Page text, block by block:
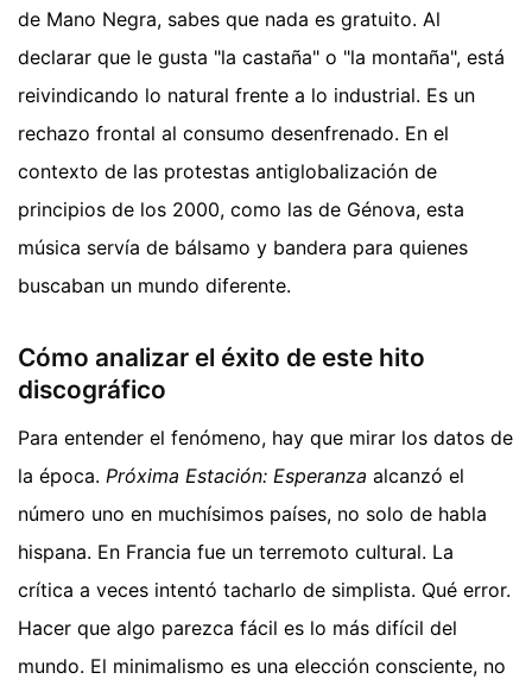
de Mano Negra, sabes que nada es gratuito. Al
declarar que le gusta "la castaña" o "la montaña", está
reivindicando lo natural frente a lo industrial. Es un
rechazo frontal al consumo desenfrenado. En el
contexto de las protestas antiglobalización de
principios de los 2000, como las de Génova, esta
música servía de bálsamo y bandera para quienes
buscaban un mundo diferente.
Cómo analizar el éxito de este hito
discográfico
Para entender el fenómeno, hay que mirar los datos de
la época. Próxima Estación: Esperanza alcanzó el
número uno en muchísimos países, no solo de habla
hispana. En Francia fue un terremoto cultural. La
crítica a veces intentó tacharlo de simplista. Qué error.
Hacer que algo parezca fácil es lo más difícil del
mundo. El minimalismo es una elección consciente, no